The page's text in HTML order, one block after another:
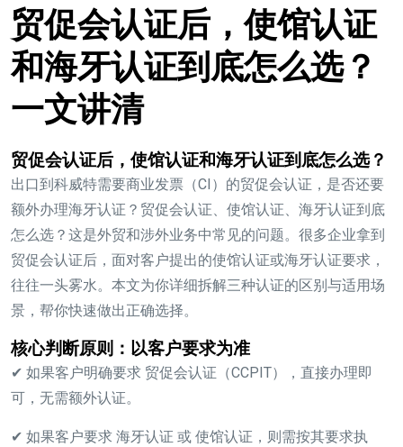
贸促会认证后，使馆认证
和海牙认证到底怎么选？
一文讲清
贸促会认证后，使馆认证和海牙认证到底怎么选？
出口到科威特需要商业发票（CI）的贸促会认证，是否还要
额外办理海牙认证？贸促会认证、使馆认证、海牙认证到底
怎么选？这是外贸和涉外业务中常见的问题。很多企业拿到
贸促会认证后，面对客户提出的使馆认证或海牙认证要求，
往往一头雾水。本文为你详细拆解三种认证的区别与适用场
景，帮你快速做出正确选择。
核心判断原则：以客户要求为准
✔ 如果客户明确要求 贸促会认证（CCPIT），直接办理即
可，无需额外认证。
✔ 如果客户要求 海牙认证 或 使馆认证，则需按其要求执